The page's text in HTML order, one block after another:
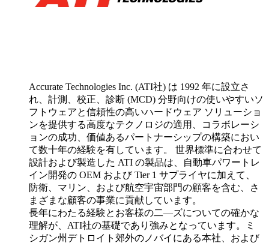
Accurate Technologies Inc. (ATI社) は 1992 年に設立さ
れ、計測、校正、診断 (MCD) 分野向けの使いやすいソ
フトウェアと信頼性の高いハードウェア ソリューショ
ンを提供する高度なテクノロジの適用、コラボレーシ
ョンの成功、価値あるパートナーシップの構築におい
て数十年の経験を有しています。 世界標準に合わせて
設計および製造した ATI の製品は、自動車パワートレ
イン開発の OEM および Tier 1 サプライヤに加えて、
防衛、マリン、および航空宇宙部門の顧客を含む、さ
まざまな顧客の事業に貢献しています。
長年にわたる経験とお客様の二―ズについての確かな
理解が、ATI社の基礎であり強みとなっています。ミ
シガン州デトロイト郊外のノバイにある本社、および